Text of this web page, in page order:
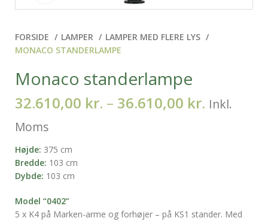
FORSIDE LAMPER
LAMPER MED FLERE LYS
MONACO STANDERLAMPE
Monaco standerlampe
32.610,00 kr. – 36.610,00 kr. Inkl.
Moms
Højde: 375 cm
Bredde: 103 cm
Dybde: 103 cm
Model “0402”
5 x K4 på Marken-arme og forhøjer – på KS1 stander. Med